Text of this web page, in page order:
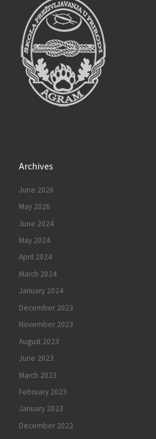
Archives
June 2026
May 2026
June 2024
May 2024
April 2024
March 2024
January 2024
December 2023
November 2023
August 2023
June 2023
March 2023
February 2023
January 2023
December 2022